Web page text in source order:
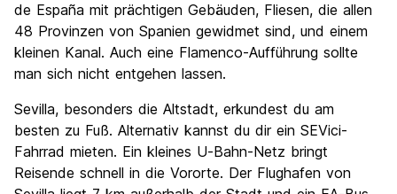
de España mit prächtigen Gebäuden, Fliesen, die allen
48 Provinzen von Spanien gewidmet sind, und einem
kleinen Kanal. Auch eine Flamenco-Aufführung sollte
man sich nicht entgehen lassen.
Sevilla, besonders die Altstadt, erkundest du am
besten zu Fuß. Alternativ kannst du dir ein SEVici-
Fahrrad mieten. Ein kleines U-Bahn-Netz bringt
Reisende schnell in die Vororte. Der Flughafen von